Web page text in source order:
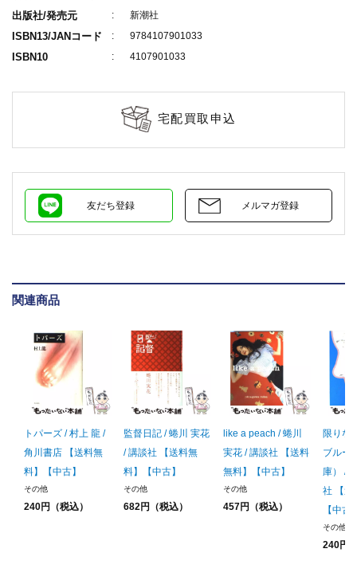
出版社/発売元 新潮社
ISBN13/JANコード 9784107901033
ISBN10 4107901033
宅配買取申込
友だち登録 メルマガ登録
関連商品
トパーズ / 村上 龍 /
角川書店 【送料無
料】【中古】
その他
240円（税込）
監督日記 / 蜷川 実花
/ 講談社 【送料無
料】【中古】
その他
682円（税込）
like a peach / 蜷川
実花 / 講談社 【送料
無料】【中古】
その他
457円（税込）
限りな
ブルー
庫） /
社 【送
【中古
その他
240円